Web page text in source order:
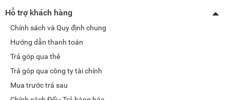
Hỗ trợ khách hàng
Chính sách và Quy định chung
Hướng dẫn thanh toán
Trả góp qua thẻ
Trả góp qua công ty tài chính
Mua trước trả sau